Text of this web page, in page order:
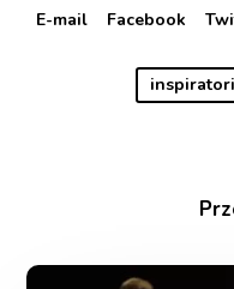
E-mail
Facebook